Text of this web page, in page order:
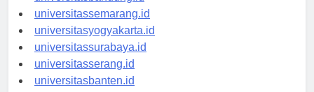
universitasbandung.id
universitassemarang.id
universitasyogyakarta.id
universitassurabaya.id
universitasserang.id